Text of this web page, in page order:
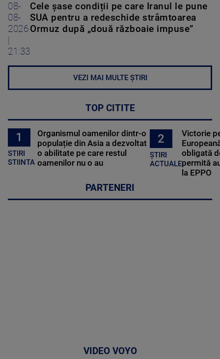
08-
08-
2026
|
21:33
Cele șase condiții pe care Iranul le pune
SUA pentru a redeschide strâmtoarea
Ormuz după „două războaie impuse”
VEZI MAI MULTE ȘTIRI
TOP CITITE
1
STIRI
STIINTA
Organismul oamenilor dintr-o
populație din Asia a dezvoltat
o abilitate pe care restul
oamenilor nu o au
2
ȘTIRI
ACTUALE
Victorie
obligată
permită
la EPPO
PARTENERI
VIDEO VOYO